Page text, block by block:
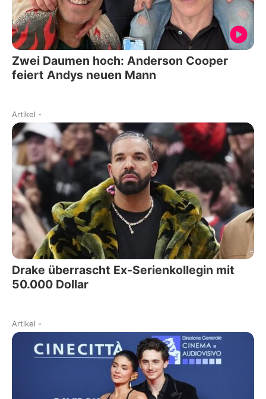
Zwei Daumen hoch: Anderson Cooper
feiert Andys neuen Mann
Artikel -
Drake überrascht Ex-Serienkollegin mit
50.000 Dollar
Artikel -